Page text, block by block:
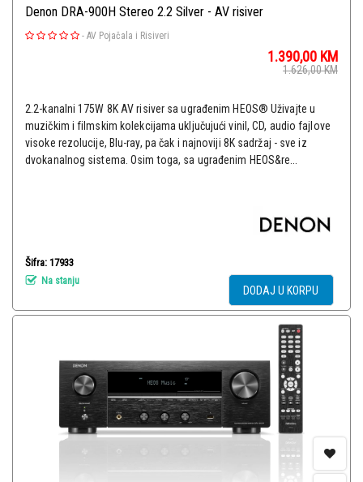
Denon DRA-900H Stereo 2.2 Silver - AV risiver
- AV Pojačala i Risiveri
1.390,00 KM
1.626,00KM
2.2-kanalni 175W 8K AV risiver sa ugrađenim HEOS® Uživajte u
muzičkim i filmskim kolekcijama uključujući vinil, CD, audio fajlove
visoke rezolucije, Blu-ray, pa čak i najnoviji 8K sadržaj - sve iz
dvokanalnog sistema. Osim toga, sa ugrađenim HEOS&re...
Šifra: 17933
Na stanju
DODAJ U KORPU